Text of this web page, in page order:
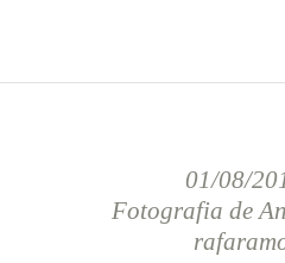
01/08/
Fotografia de